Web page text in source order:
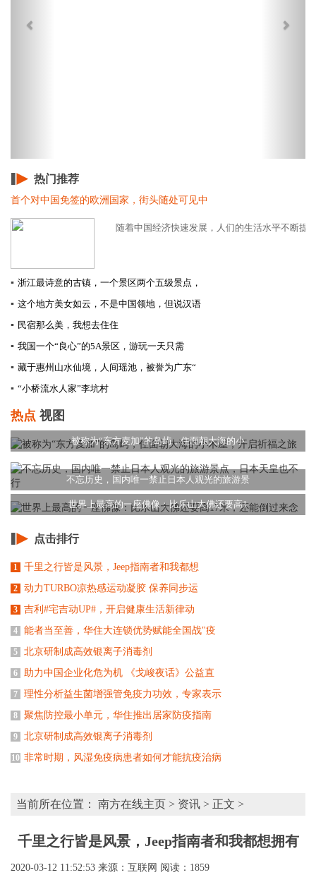
热门推荐
首个对中国免签的欧洲国家，街头随处可见中
随着中国经济快速发展，人们的生活水平不断提
▪ 浙江最诗意的古镇，一个景区两个五级景点，
▪ 这个地方美女如云，不是中国领地，但说汉语
▪ 民宿那么美，我想去住住
▪ 我国一个“良心”的5A景区，游玩一天只需
▪ 藏于惠州山水仙境，人间瑶池，被誉为广东“
▪ “小桥流水人家”李坑村
热点 视图
被称为“东方麦加”的岛屿，住面朝大海的小
不忘历史，国内唯一禁止日本人观光的旅游景
世界上最高的一座佛像：比乐山大佛还要高1
点击排行
1 千里之行皆是风景，Jeep指南者和我都想
2 动力TURBO凉热感运动凝胶 保养同步运
3 吉利#宅吉动UP#，开启健康生活新律动
4 能者当至善，华住大连锁优势赋能全国战"疫
5 北京研制成高效银离子消毒剂
6 助力中国企业化危为机 《戈峻夜话》公益直
7 理性分析益生菌增强管免疫力功效，专家表示
8 聚焦防控最小单元，华住推出居家防疫指南
9 北京研制成高效银离子消毒剂
10 非常时期，风湿免疫病患者如何才能抗疫治病
当前所在位置： 南方在线主页 > 资讯 > 正文 >
千里之行皆是风景，Jeep指南者和我都想拥有
2020-03-12 11:52:53 来源：互联网 阅读：1859